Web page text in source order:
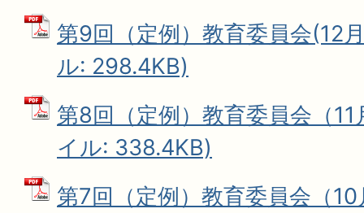
第9回（定例）教育委員会(12
ル: 298.4KB)
第8回（定例）教育委員会（
イル: 338.4KB)
第7回（定例）教育委員会（